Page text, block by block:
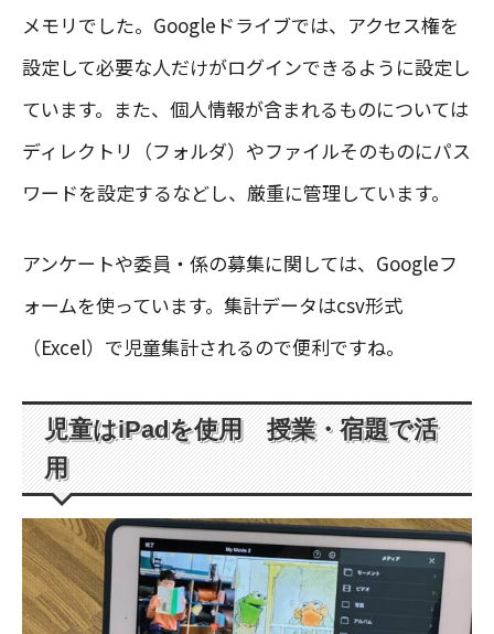
メモリでした。Googleドライブでは、アクセス権を
設定して必要な人だけがログインできるように設定し
ています。また、個人情報が含まれるものについては
ディレクトリ（フォルダ）やファイルそのものにパス
ワードを設定するなどし、厳重に管理しています。
アンケートや委員・係の募集に関しては、Googleフ
ォームを使っています。集計データはcsv形式
（Excel）で児童集計されるので便利ですね。
児童はiPadを使用 授業・宿題で活
用